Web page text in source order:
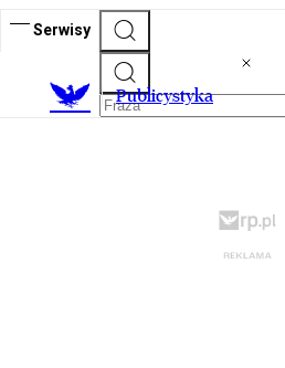
Serwisy
Publicystyka